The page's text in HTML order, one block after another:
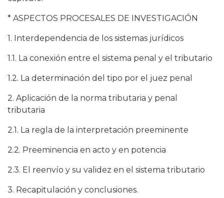
* ASPECTOS PROCESALES DE INVESTIGACIÓN
1. Interdependencia de los sistemas jurídicos
1.1. La conexión entre el sistema penal y el tributario
1.2. La determinación del tipo por el juez penal
2. Aplicación de la norma tributaria y penal
tributaria
2.1. La regla de la interpretación preeminente
2.2. Preeminencia en acto y en potencia
2.3. El reenvío y su validez en el sistema tributario
3. Recapitulación y conclusiones.